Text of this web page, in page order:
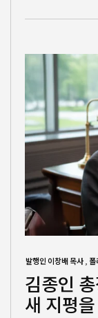
발행인 이창배 목사
김종인
새 지평